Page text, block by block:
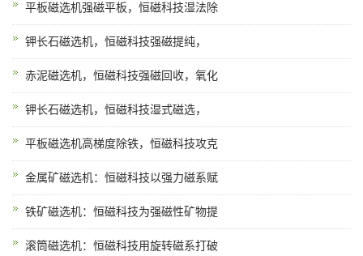
平板磁选机强磁平板，恒磁科技湿法除
钾长石磁选机，恒磁科技强磁提纯，
赤泥磁选机，恒磁科技强磁回收，氧化
钾长石磁选机，恒磁科技湿式磁选，
平板磁选机高梯度除铁，恒磁科技攻克
金属矿磁选机：恒磁科技以强力磁系赋
铁矿磁选机：恒磁科技为强磁性矿物提
滚筒磁选机：恒磁科技用旋转磁系打破